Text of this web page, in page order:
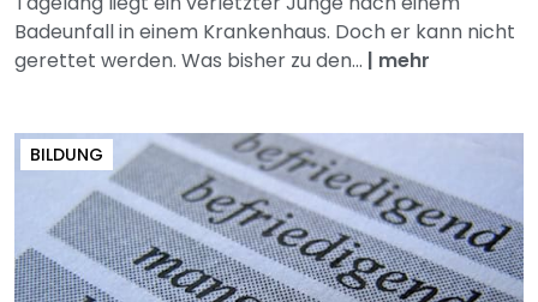
Badeunfall in einem Krankenhaus. Doch er kann nicht
gerettet werden. Was bisher zu den... | mehr
BILDUNG